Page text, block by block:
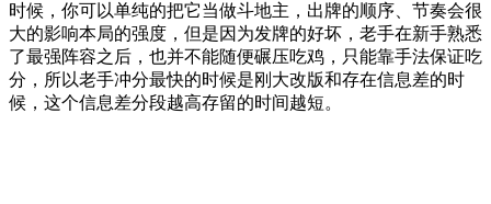
时候，你可以单纯的把它当做斗地主，出牌的顺序、节奏会很
大的影响本局的强度，但是因为发牌的好坏，老手在新手熟悉
了最强阵容之后，也并不能随便碾压吃鸡，只能靠手法保证吃
分，所以老手冲分最快的时候是刚大改版和存在信息差的时
候，这个信息差分段越高存留的时间越短。